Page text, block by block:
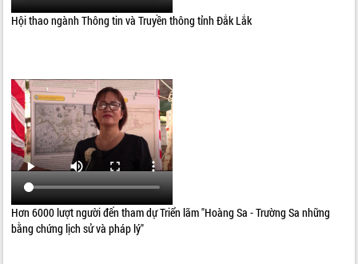
Hội thao ngành Thông tin và Truyền thông tỉnh Đắk Lắk
Hơn 6000 lượt người đến tham dự Triển lãm "Hoàng Sa - Trường Sa những
bằng chứng lịch sử và pháp lý"